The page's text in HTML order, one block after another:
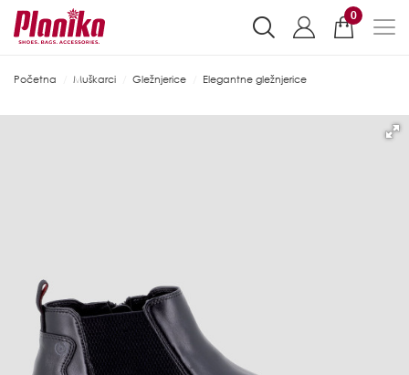
0
Početna Muškarci Gležnjerice Elegantne gležnjerice